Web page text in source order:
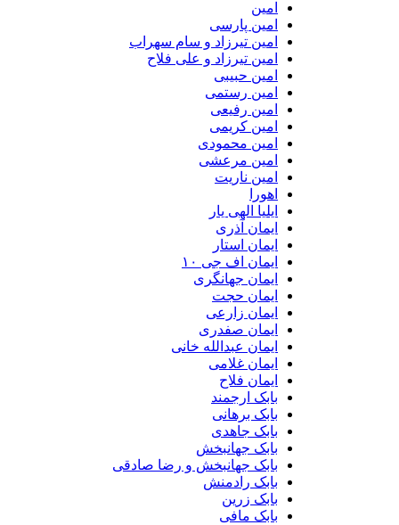
امین پارسی
امین تیرزاد و سام سهراب
امین تیرزاد و علی فلاح
امین حبیبی
امین رستمی
امین رفیعی
امین کریمی
امین محمودی
امین مرعشی
امین ناریت
ایلیا الهی یار
ایمان آذری
ایمان استار
ایمان اف جی ۱۰
ایمان جهانگری
ایمان حجت
ایمان زارعی
ایمان صفدری
ایمان عبدالله خانی
ایمان غلامی
ایمان فلاح
بابک ارجمند
بابک برهانی
بابک جاهدی
بابک جهانبخش
بابک جهانبخش و رضا صادقی
بابک رادمنش
بابک زرین
بابک مافی